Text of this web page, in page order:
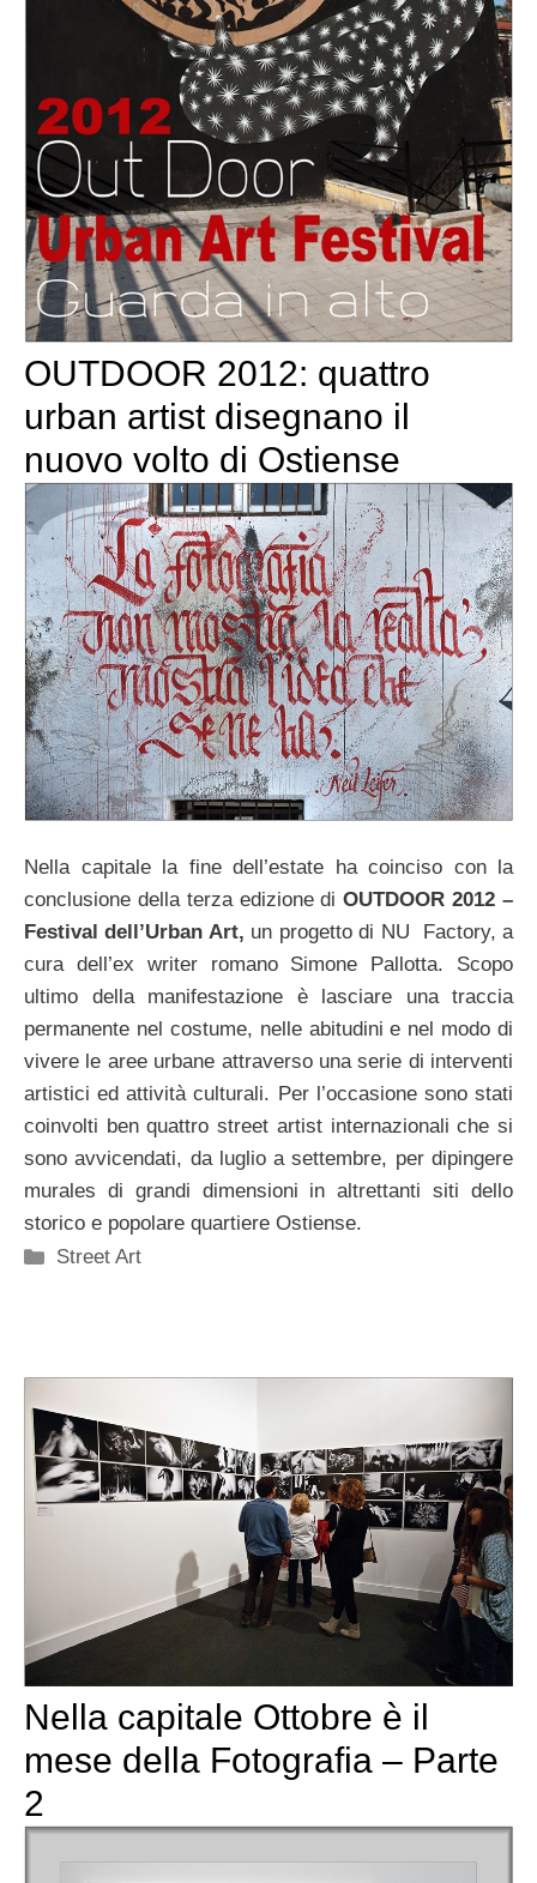
OUTDOOR 2012: quattro
urban artist disegnano il
nuovo volto di Ostiense
Nella capitale la fine dell’estate ha coinciso con la
conclusione della terza edizione di OUTDOOR 2012 –
Festival dell’Urban Art, un progetto di NU Factory, a
cura dell’ex writer romano Simone Pallotta. Scopo
ultimo della manifestazione è lasciare una traccia
permanente nel costume, nelle abitudini e nel modo di
vivere le aree urbane attraverso una serie di interventi
artistici ed attività culturali. Per l’occasione sono stati
coinvolti ben quattro street artist internazionali che si
sono avvicendati, da luglio a settembre, per dipingere
murales di grandi dimensioni in altrettanti siti dello
storico e popolare quartiere Ostiense.
Categorie
Street Art
Nella capitale Ottobre è il
mese della Fotografia – Parte
2